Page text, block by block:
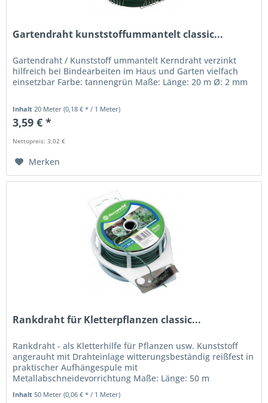
Gartendraht kunststoffummantelt classic...
Gartendraht / Kunststoff ummantelt Kerndraht verzinkt
hilfreich bei Bindearbeiten im Haus und Garten vielfach
einsetzbar Farbe: tannengrün Maße: Länge: 20 m Ø: 2 mm
Inhalt20 Meter(0,18 € * / 1 Meter)
3,59 € *
Nettopreis: 3,02 €
Merken
Rankdraht für Kletterpflanzen classic...
Rankdraht - als Kletterhilfe für Pflanzen usw. Kunststoff
angerauht mit Drahteinlage witterungsbeständig reißfest in
praktischer Aufhängespule mit
Metallabschneidevorrichtung Maße: Länge: 50 m
Inhalt 50 Meter(0,06 € * / 1 Meter)